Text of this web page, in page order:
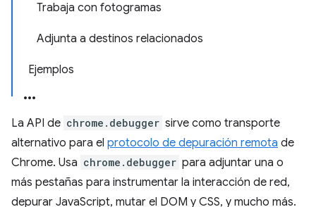
Trabaja con fotogramas
Adjunta a destinos relacionados
Ejemplos
La API de chrome.debugger sirve como transporte
alternativo para el protocolo de depuración remota de
Chrome. Usa chrome.debugger para adjuntar una o
más pestañas para instrumentar la interacción de red,
depurar JavaScript, mutar el DOM y CSS, y mucho más.